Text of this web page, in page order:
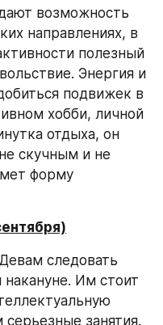
возможность
направлениях, в
полезный
Энергия и
подвижек в
хобби, личной
отдыха, он
скучным и не
форму
следовать
Им стоит
занятия.